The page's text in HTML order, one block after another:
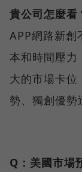
貴公司怎麼看
APP網路新創
本和時間壓力
大的市場卡位
勢、獨創優勢
Q：美國市場